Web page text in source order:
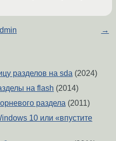
→
разделов на sda (2024)
на flash (2014)
раздела (2011)
10 или «впустите